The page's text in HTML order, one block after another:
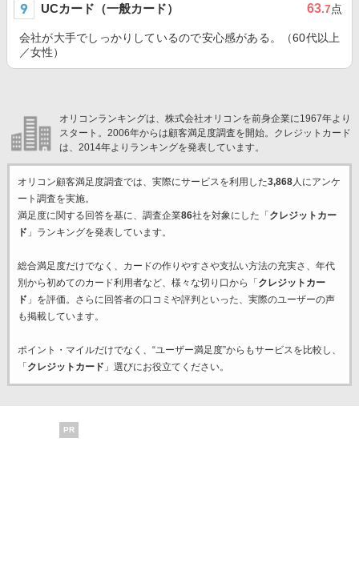
UCカード（一般カード） 63.7点
会社が大手でしっかりしているので安心感がある。（60代以上
／女性）
オリコンランキングは、株式会社オリコンを前身企業に1967年より
スタート。2006年からは顧客満足度調査を開始。クレジットカード
は、2014年よりランキングを発表しています。
オリコン顧客満足度調査では、実際にサービスを利用した3,868人にアンケ
ート調査を実施。
満足度に関する回答を基に、調査企業86社を対象にした「 クレジットカー
ド 」ランキングを発表しています。
総合満足度だけでなく、カードの作りやすさや支払い方法の充実さ、年代
別から初めてのカード利用者など、様々な切り口から「 クレジットカー
ド 」を評価。さらに回答者の口コミや評判といった、実際のユーザーの声
も掲載しています。
ポイント・マイルだけでなく、“ユーザー満足度”からもサービスを比較し、
「 クレジットカード 」選びにお役立てください。
PR